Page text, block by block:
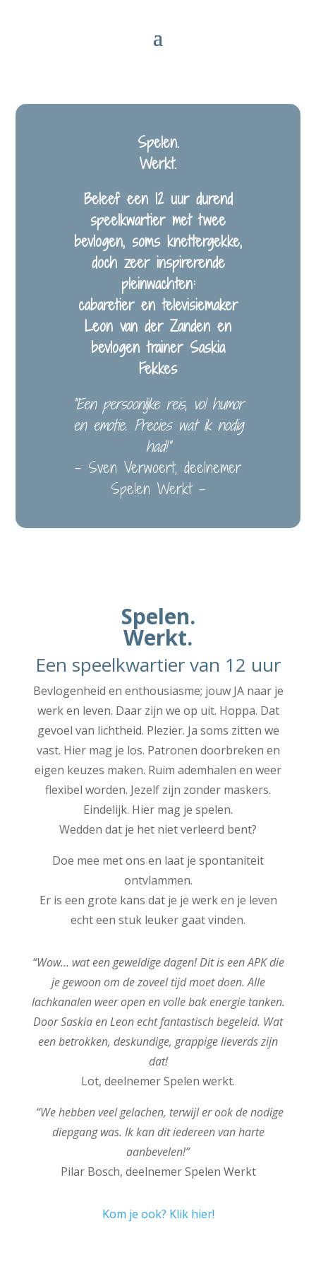
Spelen.
Werkt.
Beleef een 12 uur durend
speelkwartier met twee
bevlogen, soms knettergekke,
doch zeer inspirerende
pleinwachten:
cabaretier en televisiemaker
Leon van der Zanden en
bevlogen trainer Saskia
Fekkes
“Een persoonlijke reis, vol humor
en emotie. Precies wat ik nodig
had!”
– Sven Verwoert, deelnemer
Spelen Werkt –
Spelen.
Werkt.
Een speelkwartier van 12 uur
Bevlogenheid en enthousiasme; jouw JA naar je
werk en leven. Daar zijn we op uit. Hoppa. Dat
gevoel van lichtheid. Plezier. Ja soms zitten we
vast. Hier mag je los. Patronen doorbreken en
eigen keuzes maken. Ruim ademhalen en weer
flexibel worden. Jezelf zijn zonder maskers.
Eindelijk. Hier mag je spelen.
Wedden dat je het niet verleerd bent?
Doe mee met ons en laat je spontaniteit
ontvlammen.
Er is een grote kans dat je je werk en je leven
echt een stuk leuker gaat vinden.
“Wow… wat een geweldige dagen! Dit is een APK die
je gewoon om de zoveel tijd moet doen. Alle
lachkanalen weer open en volle bak energie tanken.
Door Saskia en Leon echt fantastisch begeleid. Wat
een betrokken, deskundige, grappige lieverds zijn
dat!
Lot, deelnemer Spelen werkt.
“We hebben veel gelachen, terwijl er ook de nodige
diepgang was. Ik kan dit iedereen van harte
aanbevelen!”
Pilar Bosch, deelnemer Spelen Werkt
Kom je ook? Klik hier!